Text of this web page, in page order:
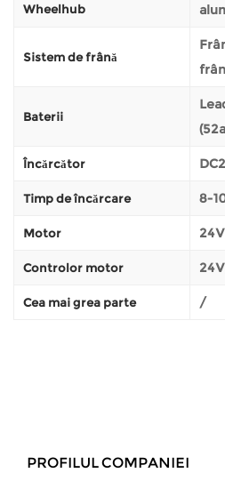
Wheelhub
Sistem de frână
Baterii
Încărcător
Timp de încărcare 8-
Motor
Controlor motor
Cea mai grea parte /
PROFILUL COMPANIEI